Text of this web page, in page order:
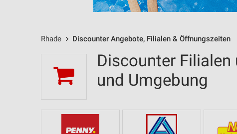
Rhade Discounter Angebote, Filialen & Öffnungszeiten
Discounter
und Umgebung